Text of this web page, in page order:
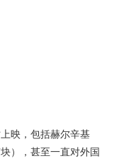
映，包括赫尔辛基
），甚至一直对外国